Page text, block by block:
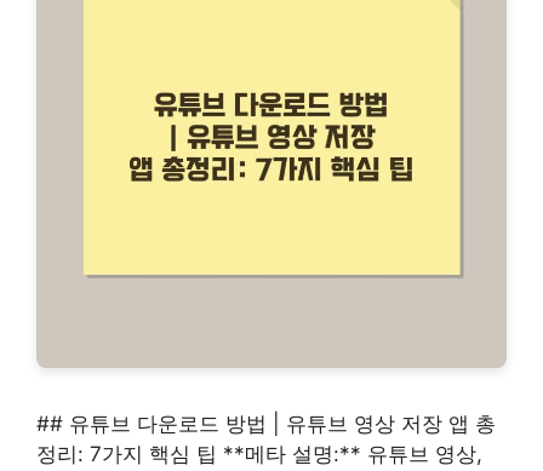
## 유튜브 다운로드 방법 | 유튜브 영상 저장 앱 총
정리: 7가지 핵심 팁 **메타 설명:** 유튜브 영상,